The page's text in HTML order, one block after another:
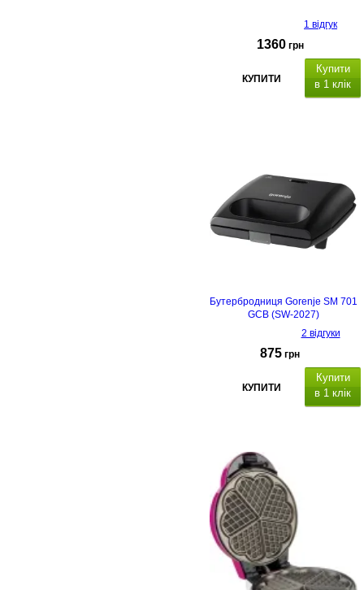
1 відгук
1360 грн
КУПИТИ
Купити
в 1 клік
Бутербродниця Gorenje SM 701
GCB (SW-2027)
2 відгуки
875 грн
КУПИТИ
Купити
в 1 клік